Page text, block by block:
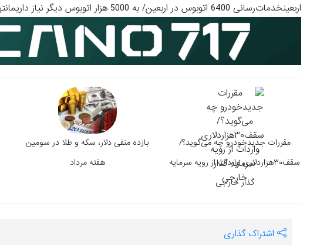
اربعینخدمات‌رسانی 6400 اتوبوس در اربعین/ به 5000 هزار اتوبوس دیگر نیاز داریمانتهای پیام/
مقررات جدیدخودرو چه می‌گوید؟/
سقف۳۰هزاردلاری واردات از رویه سرمایه
گذار خارجی
بازده منفی دلار، سکه و طلا در سومین
هفته مرداد
اشتراک گذاری